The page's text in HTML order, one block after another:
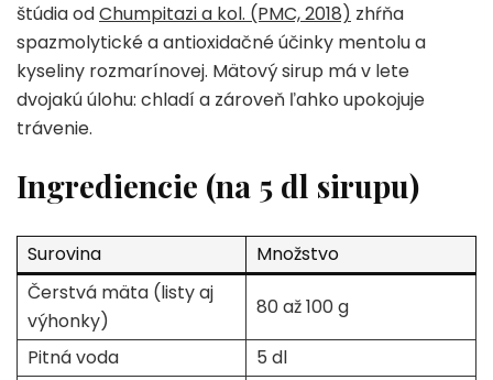
štúdia odChumpitazi a kol. (PMC, 2018) zhŕňa
spazmolytické a antioxidačné účinky mentolu a
kyseliny rozmarínovej. Mätový sirup má v lete
dvojakú úlohu: chladí a zároveň ľahko upokojuje
trávenie.
Ingrediencie (na 5 dl sirupu)
Surovina
Množstvo
Čerstvá mäta (listy aj
výhonky)
80 až 100 g
Pitná voda
5 dl